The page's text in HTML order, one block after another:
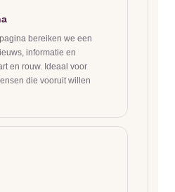
bereiken we een
informatie en
en rouw. Ideaal voor
die vooruit willen